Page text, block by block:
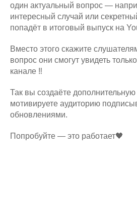
один актуальный вопрос —
интересный случай или
попадёт в итоговый выпуск на
Вместо этого скажите
вопрос они смогут увидеть
канале ‼️
Так вы создаёте дополнительную
мотивируете аудиторию
обновлениями.
Попробуйте — это работает🖤